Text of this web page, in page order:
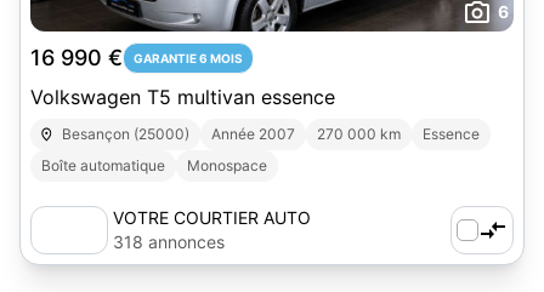
6
16 990 € GARANTIE 6 MOIS
Volkswagen T5 multivan essence
Besançon (25000) Année 2007 270 000 km
Essence
Boîte automatique
Monospace
VOTRE COURTIER AUTO
318 annonces